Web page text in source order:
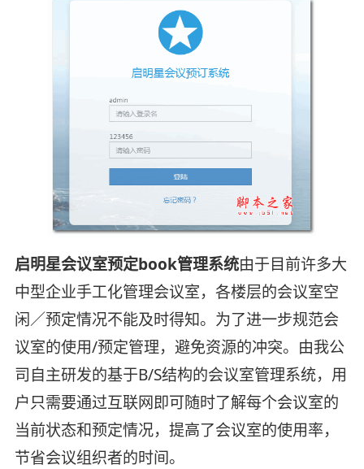
启明星会议室预定book管理系统由于目前许多大
中型企业手工化管理会议室，各楼层的会议室空
闲／预定情况不能及时得知。为了进一步规范会
议室的使用/预定管理，避免资源的冲突。由我公
司自主研发的基于B/S结构的会议室管理系统，用
户只需要通过互联网即可随时了解每个会议室的
当前状态和预定情况，提高了会议室的使用率，
节省会议组织者的时间。